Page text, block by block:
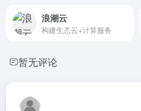
浪潮云
构建生态云+计算服务
暂无评论